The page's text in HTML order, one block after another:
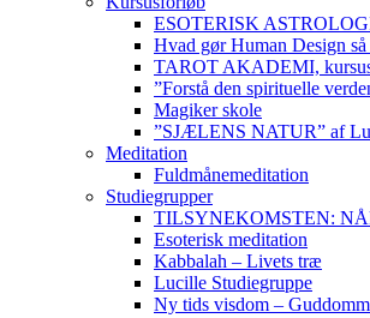
ESOTERISK
Hvad gør Human Design
TAROT AKADEMI,
”Forstå den spirituelle
Magiker skole
”SJÆLENS NATUR” af
Meditation
Fuldmånemeditation
Studiegrupper
TILSYNEKOMSTEN:
Esoterisk meditation
Kabbalah – Livets træ
Lucille Studiegruppe
Ny tids visdom –